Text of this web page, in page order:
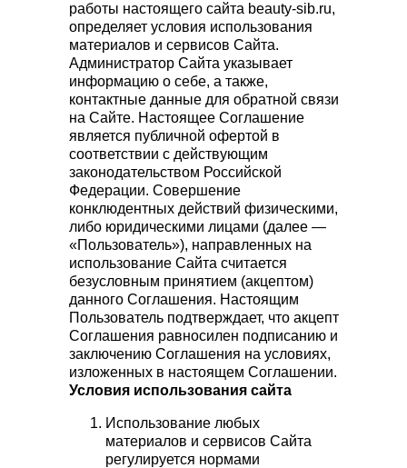
работы настоящего сайта beauty-sib.ru,
определяет условия использования
материалов и сервисов Сайта.
Администратор Сайта указывает
информацию о себе, а также,
контактные данные для обратной связи
на Сайте. Настоящее Соглашение
является публичной офертой в
соответствии с действующим
законодательством Российской
Федерации. Совершение
конклюдентных действий физическими,
либо юридическими лицами (далее —
«Пользователь»), направленных на
использование Сайта считается
безусловным принятием (акцептом)
данного Соглашения. Настоящим
Пользователь подтверждает, что акцепт
Соглашения равносилен подписанию и
заключению Соглашения на условиях,
изложенных в настоящем Соглашении.
Условия использования сайта
Использование любых
материалов и сервисов Сайта
регулируется нормами